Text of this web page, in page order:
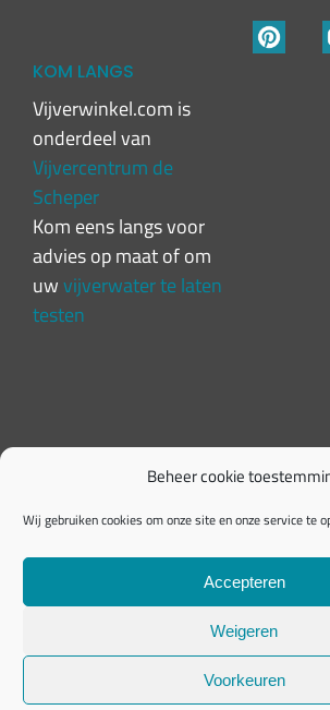
Beheer cookie
Wij gebruiken cookies om onze site en onze service te
Accepteren
Weigeren
Voorkeuren
KOM LANGS
Vijverwinkel.com is
onderdeel van
Vijvercentrum de
Scheper
Kom eens langs voor
advies op maat of om
uwvijverwater te laten
testen
Algemene